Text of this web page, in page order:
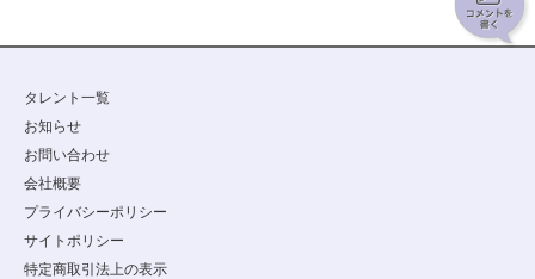
タレント一覧
お知らせ
お問い合わせ
会社概要
プライバシーポリシー
サイトポリシー
特定商取引法上の表示